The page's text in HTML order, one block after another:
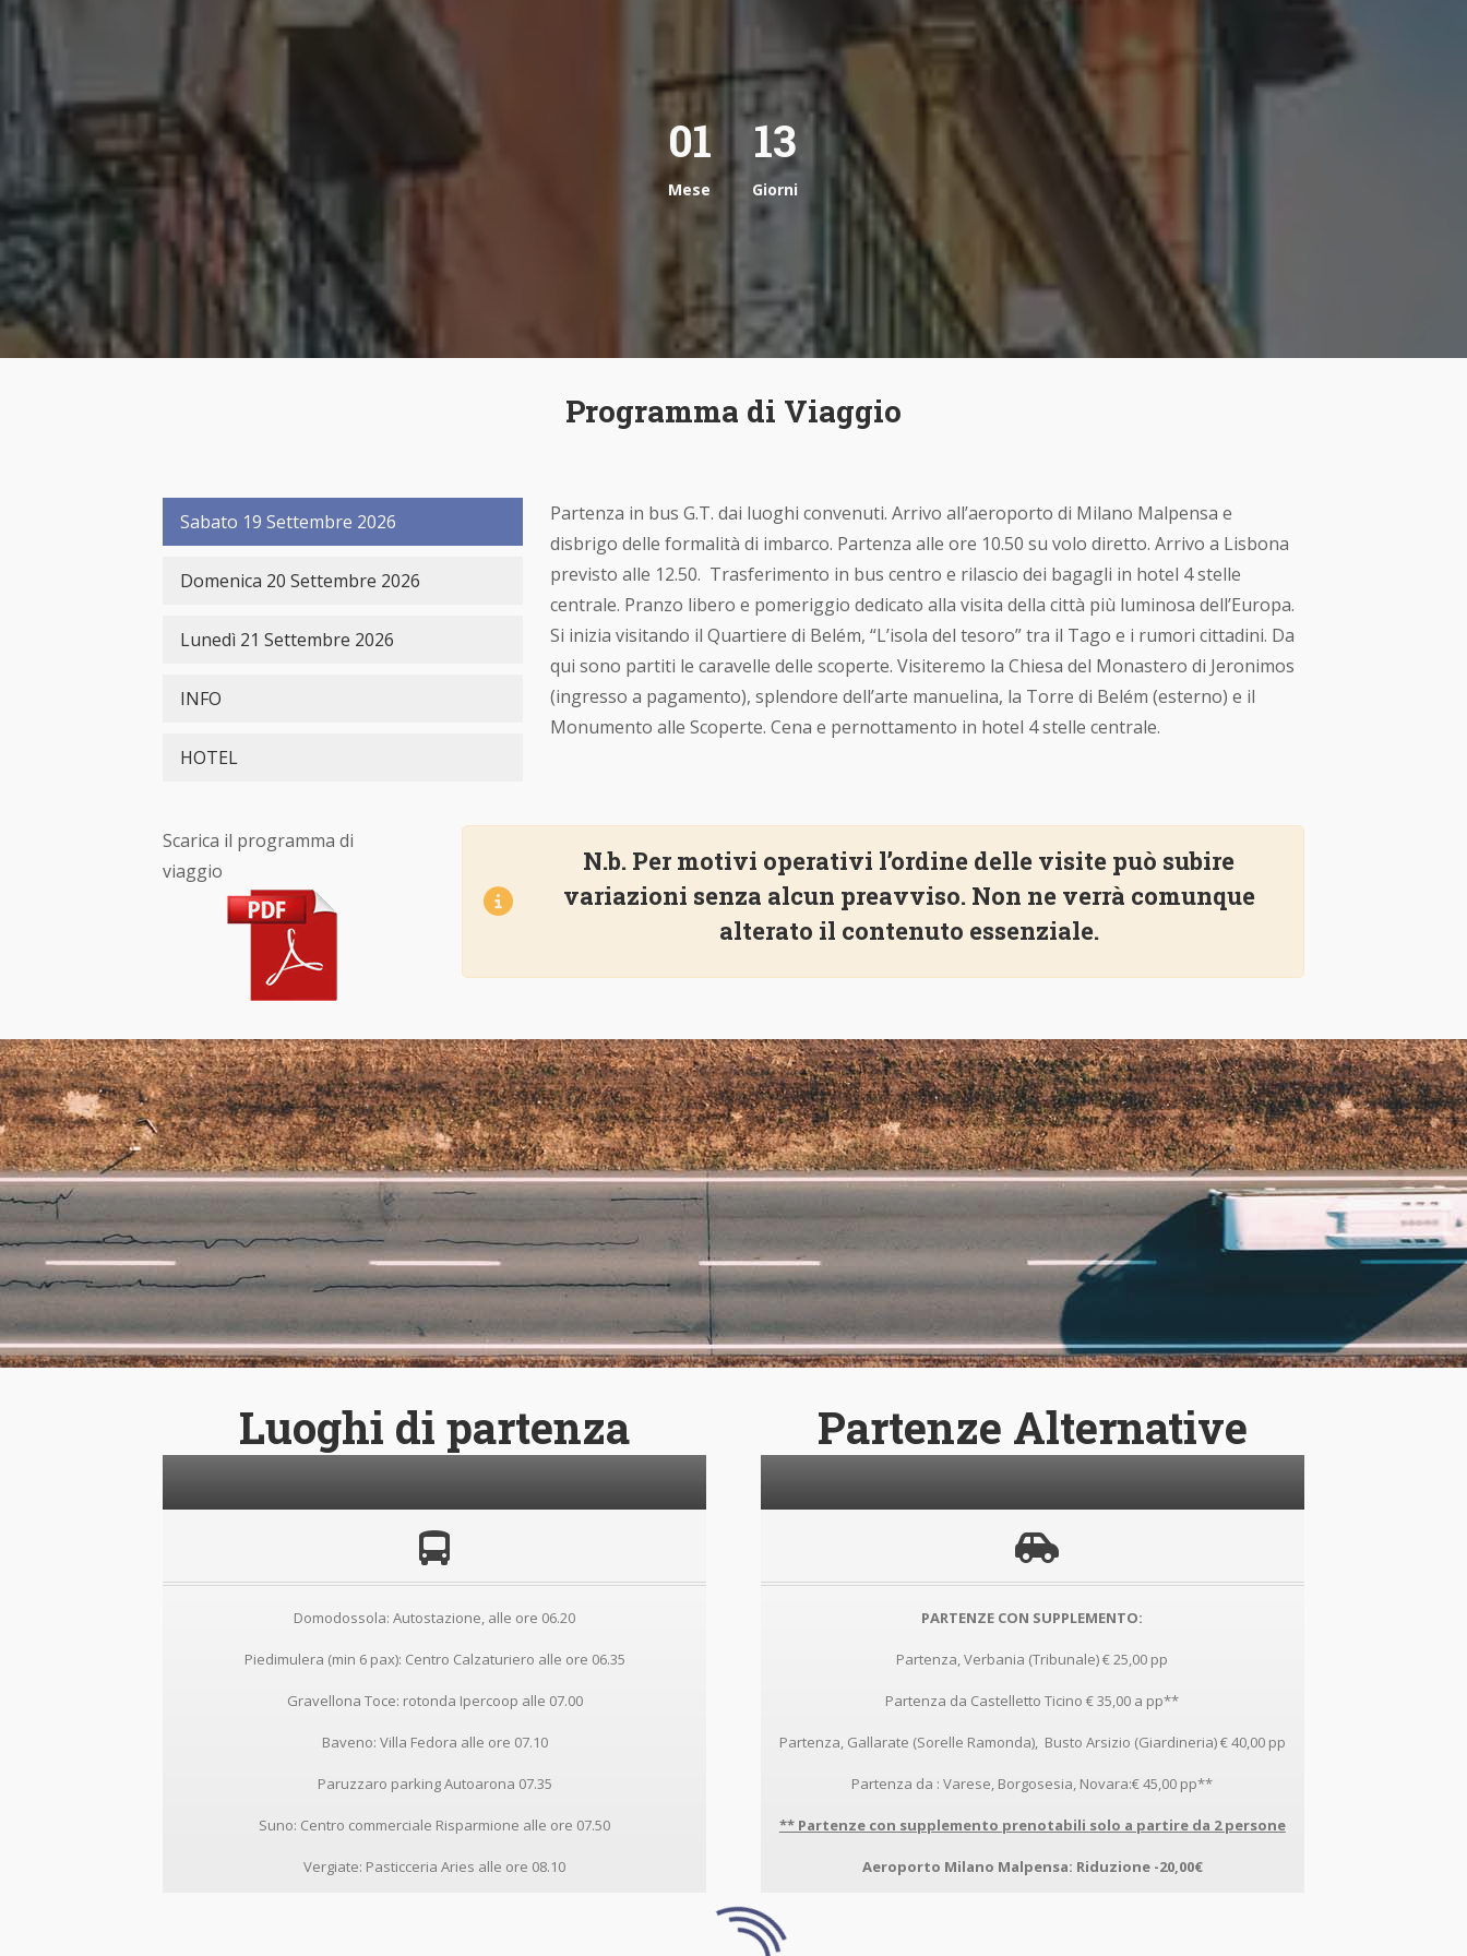
01
Mese
13
Giorni
Programma di Viaggio
Sabato 19 Settembre 2026
Domenica 20 Settembre 2026
Lunedì 21 Settembre 2026
INFO
HOTEL
Partenza in bus G.T. dai luoghi convenuti. Arrivo all’aeroporto di Milano Malpensa e disbrigo delle
formalità di imbarco. Partenza alle ore 10.50 su volo diretto. Arrivo a Lisbona previsto alle 12.50.
Trasferimento in bus centro e rilascio dei bagagli in hotel 4 stelle centrale. Pranzo libero e
pomeriggio dedicato alla visita della città più luminosa dell’Europa. Si inizia visitando il Quartiere
di Belém, “L’isola del tesoro” tra il Tago e i rumori cittadini. Da qui sono partiti le caravelle delle
scoperte. Visiteremo la Chiesa del Monastero di Jeronimos (ingresso a pagamento), splendore
dell’arte manuelina, la Torre di Belém (esterno) e il Monumento alle Scoperte. Cena e
pernottamento in hotel 4 stelle centrale.
Scarica il programma di
viaggio
N.b. Per motivi operativi l’ordine delle visite può subire
variazioni senza alcun preavviso. Non ne verrà comunque
alterato il contenuto essenziale.
Luoghi di partenza
Domodossola: Autostazione, alle ore 06.20
Piedimulera (min 6 pax): Centro Calzaturiero alle ore 06.35
Gravellona Toce: rotonda Ipercoop alle 07.00
Baveno: Villa Fedora alle ore 07.10
Paruzzaro parking Autoarona 07.35
Suno: Centro commerciale Risparmione alle ore 07.50
Vergiate: Pasticceria Aries alle ore 08.10
Partenze Alternative
PARTENZE CON SUPPLEMENTO:
Partenza, Verbania (Tribunale) € 25,00 pp
Partenza da Castelletto Ticino € 35,00 a pp**
Partenza, Gallarate (Sorelle Ramonda), Busto Arsizio (Giardineria) € 40,00 pp
Partenza da : Varese, Borgosesia, Novara:€ 45,00 pp**
** Partenze con supplemento prenotabili solo a partire da 2 persone
Aeroporto Milano Malpensa: Riduzione -20,00€
Nome: